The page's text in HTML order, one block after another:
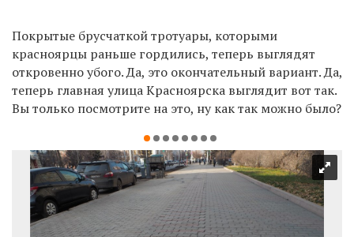
Покрытые брусчаткой тротуары, которыми
красноярцы раньше гордились, теперь выглядят
откровенно убого. Да, это окончательный вариант. Да,
теперь главная улица Красноярска выглядит вот так.
Вы только посмотрите на это, ну как так можно было?